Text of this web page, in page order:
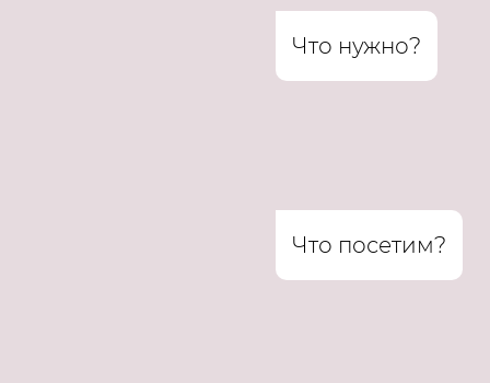
Что нужно?
Что посетим?